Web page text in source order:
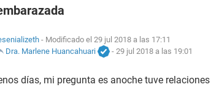
- Modificado el 29 jul 2018 a las 17:11
Dra. Marlene Huancahuari
- 29 jul 2018 a las 19:01
días, mi pregunta es anoche tuve